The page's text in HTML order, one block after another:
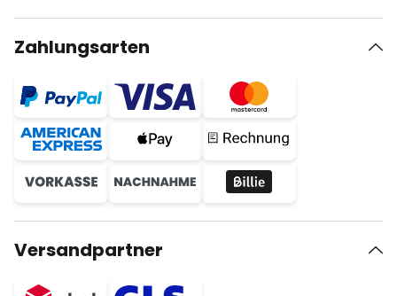
Zahlungsarten
Versandpartner